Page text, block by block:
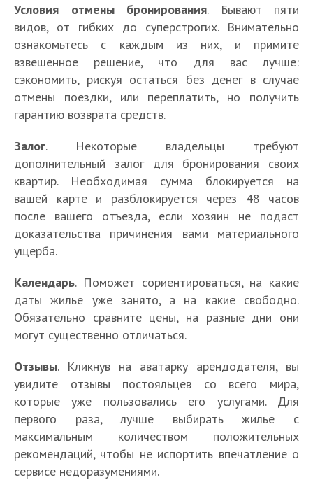
Условия отмены бронирования. Бывают пяти
видов, от гибких до суперстрогих. Внимательно
ознакомьтесь с каждым из них, и примите
взвешенное решение, что для вас лучше:
сэкономить, рискуя остаться без денег в случае
отмены поездки, или переплатить, но получить
гарантию возврата средств.
Залог. Некоторые владельцы требуют
дополнительный залог для бронирования своих
квартир. Необходимая сумма блокируется на
вашей карте и разблокируется через 48 часов
после вашего отъезда, если хозяин не подаст
доказательства причинения вами материального
ущерба.
Календарь. Поможет сориентироваться, на какие
даты жилье уже занято, а на какие свободно.
Обязательно сравните цены, на разные дни они
могут существенно отличаться.
Отзывы. Кликнув на аватарку арендодателя, вы
увидите отзывы постояльцев со всего мира,
которые уже пользовались его услугами. Для
первого раза, лучше выбирать жилье с
максимальным количеством положительных
рекомендаций, чтобы не испортить впечатление о
сервисе недоразумениями.